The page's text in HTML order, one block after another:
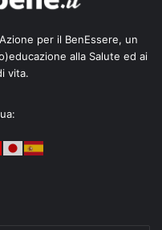
per il BenEssere, un
alla Salute ed ai
vita.